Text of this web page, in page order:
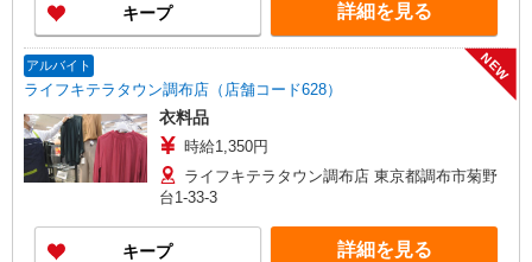
キープ 詳細を見る
アルバイト
ライフキテラタウン調布店（店舗コード628）
NEW
衣料品
時給1,350円
ライフキテラタウン調布店 東京都調布市菊野
台1-33-3
キープ 詳細を見る